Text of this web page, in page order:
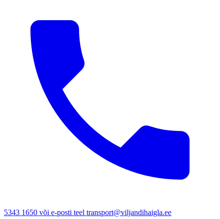
5343 1650 või e-posti teel transport@viljandihaigla.ee